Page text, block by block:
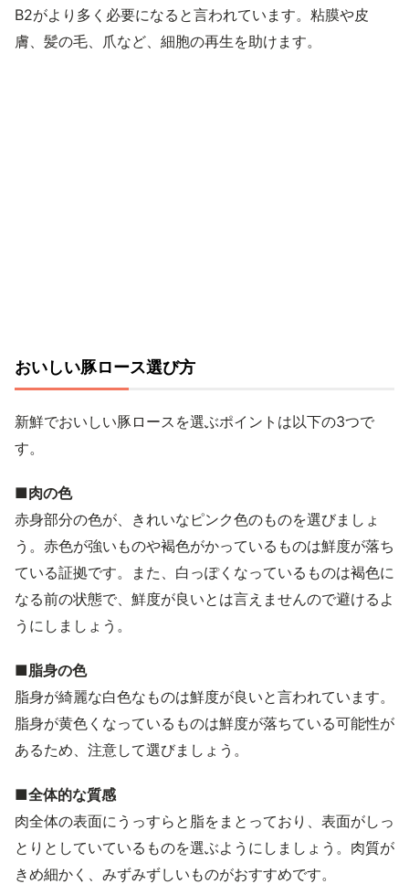
B2がより多く必要になると言われています。粘膜や皮
膚、髪の毛、爪など、細胞の再生を助けます。
おいしい豚ロース選び方
新鮮でおいしい豚ロースを選ぶポイントは以下の3つで
す。
■肉の色
赤身部分の色が、きれいなピンク色のものを選びましょ
う。赤色が強いものや褐色がかっているものは鮮度が落ち
ている証拠です。また、白っぽくなっているものは褐色に
なる前の状態で、鮮度が良いとは言えませんので避けるよ
うにしましょう。
■脂身の色
脂身が綺麗な白色なものは鮮度が良いと言われています。
脂身が黄色くなっているものは鮮度が落ちている可能性が
あるため、注意して選びましょう。
■全体的な質感
肉全体の表面にうっすらと脂をまとっており、表面がしっ
とりとしていているものを選ぶようにしましょう。肉質が
きめ細かく、みずみずしいものがおすすめです。